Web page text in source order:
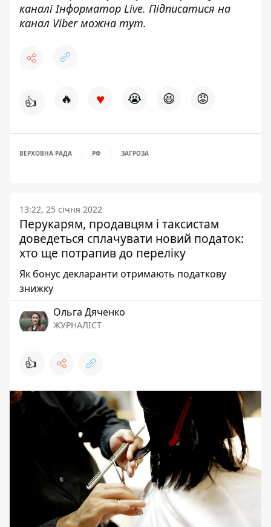
каналі Інформатор Live. Підписатися на
канал Viber можна тут.
👍 🔥 ♥ 😭 😆 😡
ВЕРХОВНА РАДА РФ ЗАГРОЗА
13:22, 25 січня 2022
Перукарям, продавцям і таксистам
доведеться сплачувати новий податок:
хто ще потрапив до переліку
Як бонус декларанти отримають податкову
знижку
Ольга Дяченко
ЖУРНАЛІСТ
👍